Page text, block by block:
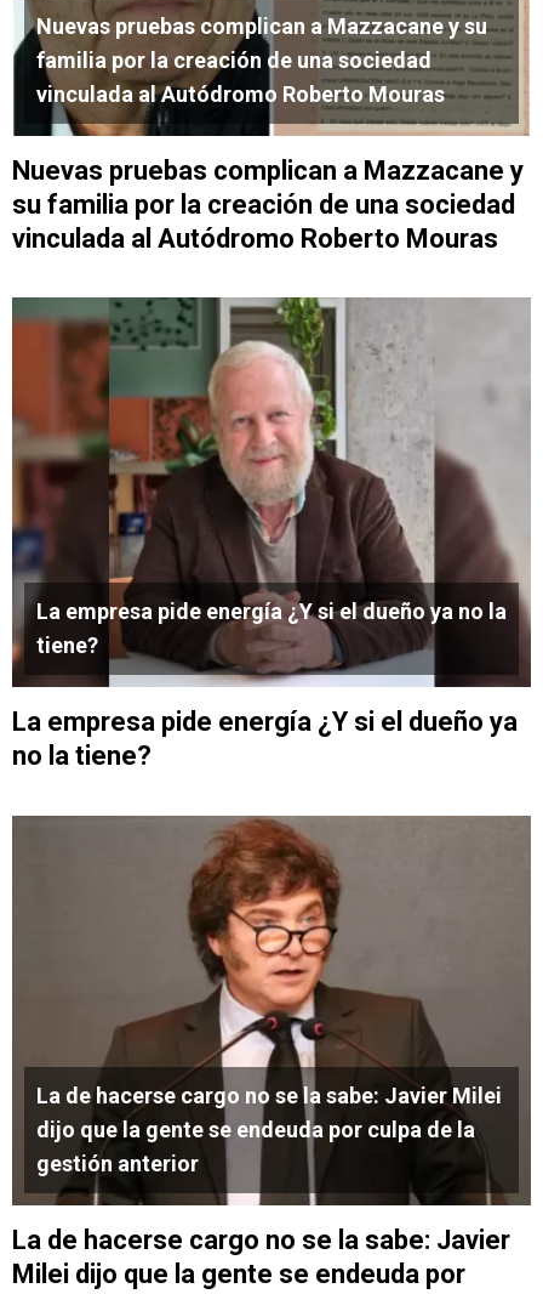
Nuevas pruebas complican a Mazzacane y su
familia por la creación de una sociedad
vinculada al Autódromo Roberto Mouras
Nuevas pruebas complican a Mazzacane y
su familia por la creación de una sociedad
vinculada al Autódromo Roberto Mouras
La empresa pide energía ¿Y si el dueño ya no la
tiene?
La empresa pide energía ¿Y si el dueño ya
no la tiene?
La de hacerse cargo no se la sabe: Javier Milei
dijo que la gente se endeuda por culpa de la
gestión anterior
La de hacerse cargo no se la sabe: Javier
Milei dijo que la gente se endeuda por